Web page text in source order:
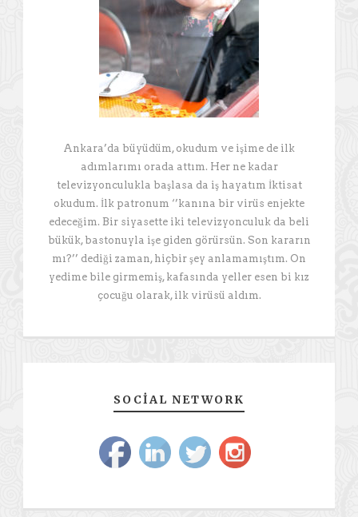
Ankara’da büyüdüm, okudum ve işime de ilk
adımlarımı orada attım. Her ne kadar
televizyonculukla başlasa da iş hayatım İktisat
okudum. İlk patronum ‘’kanına bir virüs enjekte
edeceğim. Bir siyasette iki televizyonculuk da beli
bükük, bastonuyla işe giden görürsün. Son kararın
mı?’’ dediği zaman, hiçbir şey anlamamıştım. On
yedime bile girmemiş, kafasında yeller esen bi kız
çocuğu olarak, ilk virüsü aldım.
SOCIAL NETWORK